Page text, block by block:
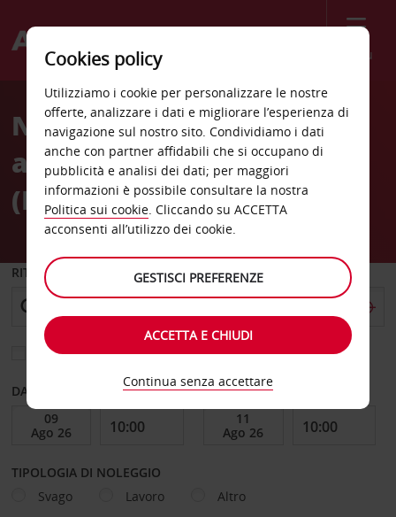
Menù
Welcome
AvisNoleggio auto
all'Aeroporto di Bologna
(BLQ)
RITIRO DA
Scegli una località di riconsegna diversa
DAL GIORNO AL GIORNO
TIPOLOGIA DI NOLEGGIO
Svago
Lavoro Altro
Cookies policy
Utilizziamo i cookie per personalizzare le nostre
offerte, analizzare i dati e migliorare l’esperienza di
navigazione sul nostro sito. Condividiamo i dati
anche con partner affidabili che si occupano di
pubblicità e analisi dei dati; per maggiori
informazioni è possibile consultare la nostra
Politica sui cookie. Cliccando su ACCETTA
acconsenti all’utilizzo dei cookie.
GESTISCI PREFERENZE
ACCETTA E CHIUDI
Continua senza accettare